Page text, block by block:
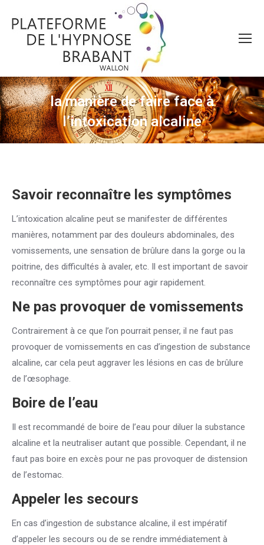
la manière de faire face à
l’intoxication alcaline
Vous êtes ici :
Savoir reconnaître les symptômes
L’intoxication alcaline peut se manifester de différentes
manières, notamment par des douleurs abdominales, des
vomissements, une sensation de brûlure dans la gorge ou la
poitrine, des difficultés à avaler, etc. Il est important de savoir
reconnaître ces symptômes pour agir rapidement.
Ne pas provoquer de vomissements
Contrairement à ce que l’on pourrait penser, il ne faut pas
provoquer de vomissements en cas d’ingestion de substance
alcaline, car cela peut aggraver les lésions en cas de brûlure
de l’œsophage.
Boire de l’eau
Il est recommandé de boire de l’eau pour diluer la substance
alcaline et la neutraliser autant que possible. Cependant, il ne
faut pas boire en excès pour ne pas provoquer de distension
de l’estomac.
Appeler les secours
En cas d’ingestion de substance alcaline, il est impératif
d’appeler les secours ou de se rendre immédiatement à